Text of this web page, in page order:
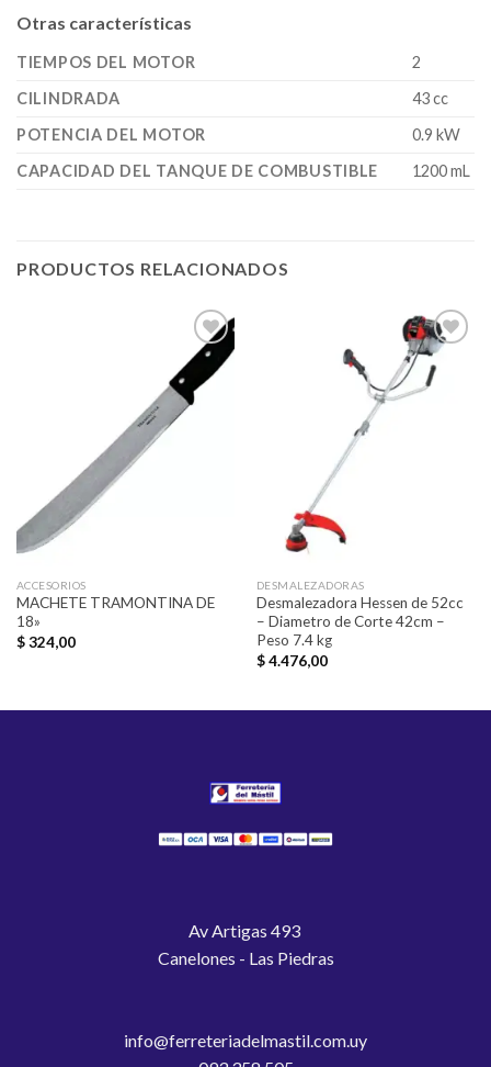
Otras características
TIEMPOS DEL MOTOR
2
CILINDRADA
43 cc
POTENCIA DEL MOTOR
0.9 kW
CAPACIDAD DEL TANQUE DE COMBUSTIBLE
1200 mL
PRODUCTOS RELACIONADOS
Añadir
ACCESORIOS
MACHETE TRAMONTINA DE
18»
$324,00
DESMALEZADORAS
Desmalezadora Hessen de 52cc
– Diametro de Corte 42cm –
Peso 7.4 kg
$4.476,00
Av Artigas 493
Canelones - Las Piedras
info@ferreteriadelmastil.com.uy